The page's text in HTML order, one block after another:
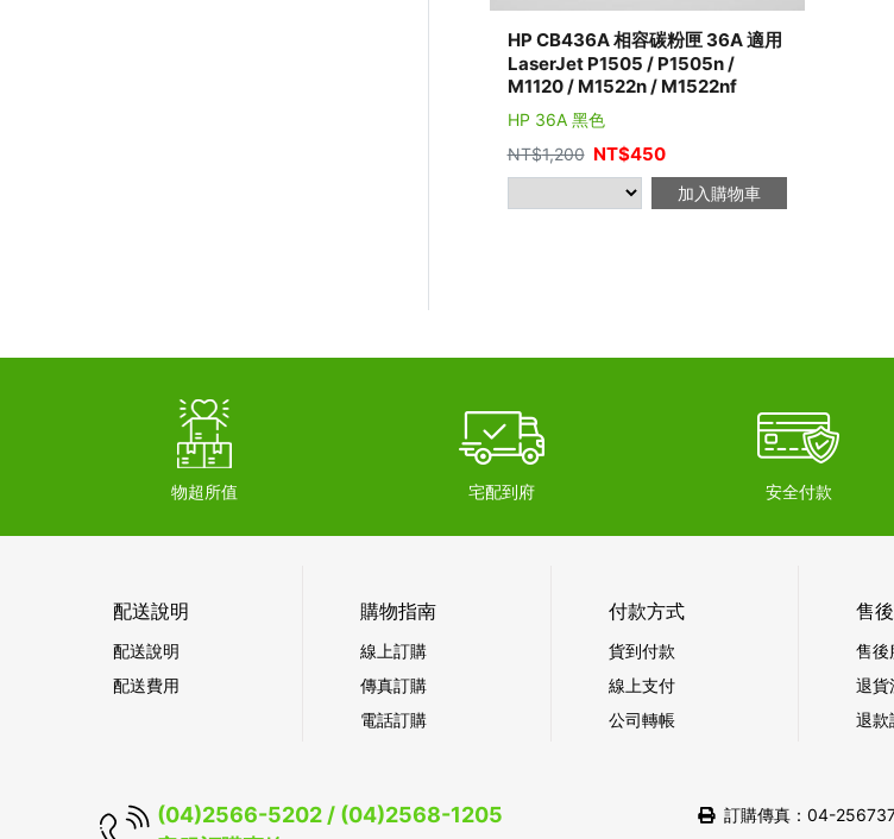
HP CB436A 相容碳粉匣 36A 適用
LaserJet P1505 / P1505n /
M1120 / M1522n / M1522nf
HP 36A 黑色
NT$1,200 NT$450
加入購物車
物超所值 宅配到府 安全付款
配送說明
配送說明
配送費用
購物指南
線上訂購
傳真訂購
電話訂購
付款方式
貨到付款
線上支付
公司轉帳
售
售後
退貨
退款
(04)2566-5202 / (04)2568-1205
訂購傳真：04-